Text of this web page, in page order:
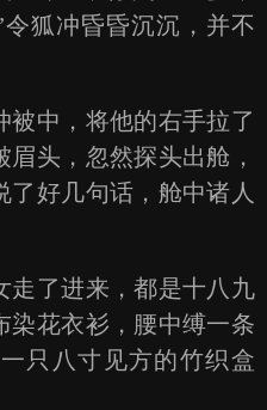
狐冲昏昏沉沉，并不
中，将他的右手拉了
头，忽然探头出舱，
了好几句话，舱中诸人
了进来，都是十八九
染花衣衫，腰中缚一条
只八寸见方的竹织盒